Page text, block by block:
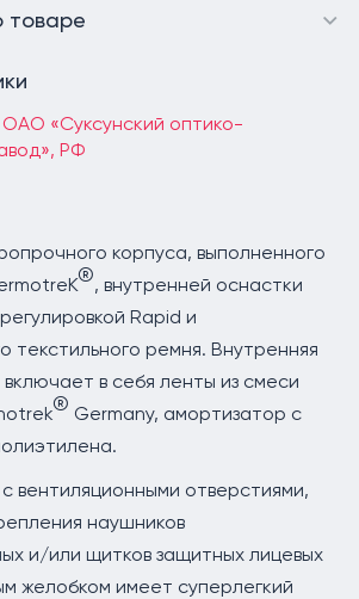
товаре
ОАО «Суксунский оптико-
РФ
корпуса, выполненного
®, внутренней оснастки
Rapid и
текстильного ремня. Внутренняя
включает в себя ленты из смеси
® Germany, амортизатор с
вентиляционными отверстиями,
наушников
и/или щитков защитных лицевых
желобком имеет суперлегкий